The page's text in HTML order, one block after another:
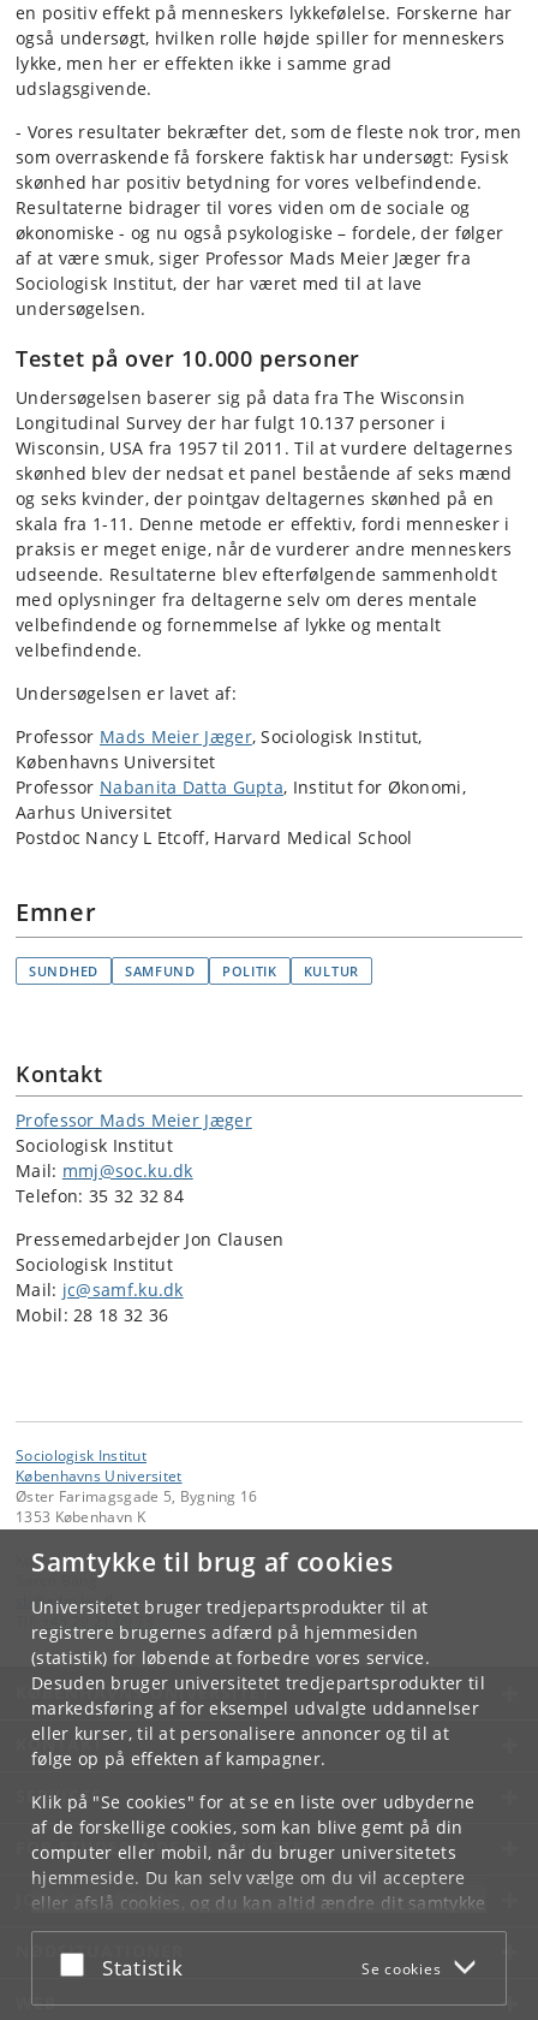
Samtykke til brug af cookies
Universitetet bruger tredjepartsprodukter til at
registrere brugernes adfærd på hjemmesiden
(statistik) for løbende at forbedre vores service.
Desuden bruger universitetet tredjepartsprodukter til
markedsføring af for eksempel udvalgte uddannelser
eller kurser, til at personalisere annoncer og til at
følge op på effekten af kampagner.
Klik på "Se cookies" for at se en liste over udbyderne
af de forskellige cookies, som kan blive gemt på din
computer eller mobil, når du bruger universitetets
hjemmeside. Du kan selv vælge om du vil acceptere
eller afslå cookies, og du kan altid ændre dit samtykke
underCookie- og privatlivspolitiksom du finder i
bunden af hver side.
Acceptér eller afslå
Statistik Se cookies
en positiv effekt på menneskers lykkefølelse. Forskerne har
også undersøgt, hvilken rolle højde spiller for menneskers
lykke, men her er effekten ikke i samme grad
udslagsgivende.
- Vores resultater bekræfter det, som de fleste nok tror, men
som overraskende få forskere faktisk har undersøgt: Fysisk
skønhed har positiv betydning for vores velbefindende.
Resultaterne bidrager til vores viden om de sociale og
økonomiske - og nu også psykologiske – fordele, der følger
af at være smuk, siger Professor Mads Meier Jæger fra
Sociologisk Institut, der har været med til at lave
undersøgelsen.
Testet på over 10.000 personer
Undersøgelsen baserer sig på data fra The Wisconsin
Longitudinal Survey der har fulgt 10.137 personer i
Wisconsin, USA fra 1957 til 2011. Til at vurdere deltagernes
skønhed blev der nedsat et panel bestående af seks mænd
og seks kvinder, der pointgav deltagernes skønhed på en
skala fra 1-11. Denne metode er effektiv, fordi mennesker i
praksis er meget enige, når de vurderer andre menneskers
udseende. Resultaterne blev efterfølgende sammenholdt
med oplysninger fra deltagerne selv om deres mentale
velbefindende og fornemmelse af lykke og mentalt
velbefindende.
Undersøgelsen er lavet af:
Professor Mads Meier Jæger, Sociologisk Institut,
Københavns Universitet
Professor Nabanita Datta Gupta, Institut for Økonomi,
Aarhus Universitet
Postdoc Nancy L Etcoff, Harvard Medical School
Emner
SUNDHED SAMFUND POLITIK KULTUR
Kontakt
Professor Mads Meier Jæger
Sociologisk Institut
Mail: mmj@soc.ku.dk
Telefon: 35 32 32 84
Pressemedarbejder Jon Clausen
Sociologisk Institut
Mail: jc@samf.ku.dk
Mobil: 28 18 32 36
Sociologisk Institut
Københavns Universitet
Øster Farimagsgade 5, Bygning 16
1353 København K
Kontakt:
@adm .ku.dk
KØBENHAVNS UNIVERSITET
KONTAKT
SERVICES
FOR STUDERENDE OG ANSATTE
JOB OG KARRIERE
NØDSITUATIONER
WEB